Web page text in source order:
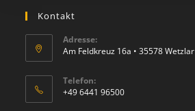
Kontakt
Adresse:
Am Feldkreuz 16a • 35578 Wetzlar
Telefon:
+49 6441 96500